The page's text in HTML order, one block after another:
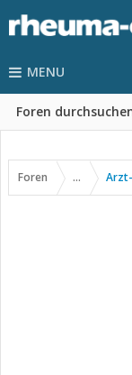
MENU
Foren
Foren ...